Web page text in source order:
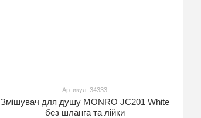
Артикул: 34333
Змішувач для душу MONRO JC201 White
без шланга та лійки